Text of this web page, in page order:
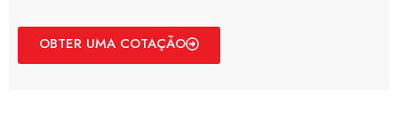
OBTER UMA COTAÇÃO